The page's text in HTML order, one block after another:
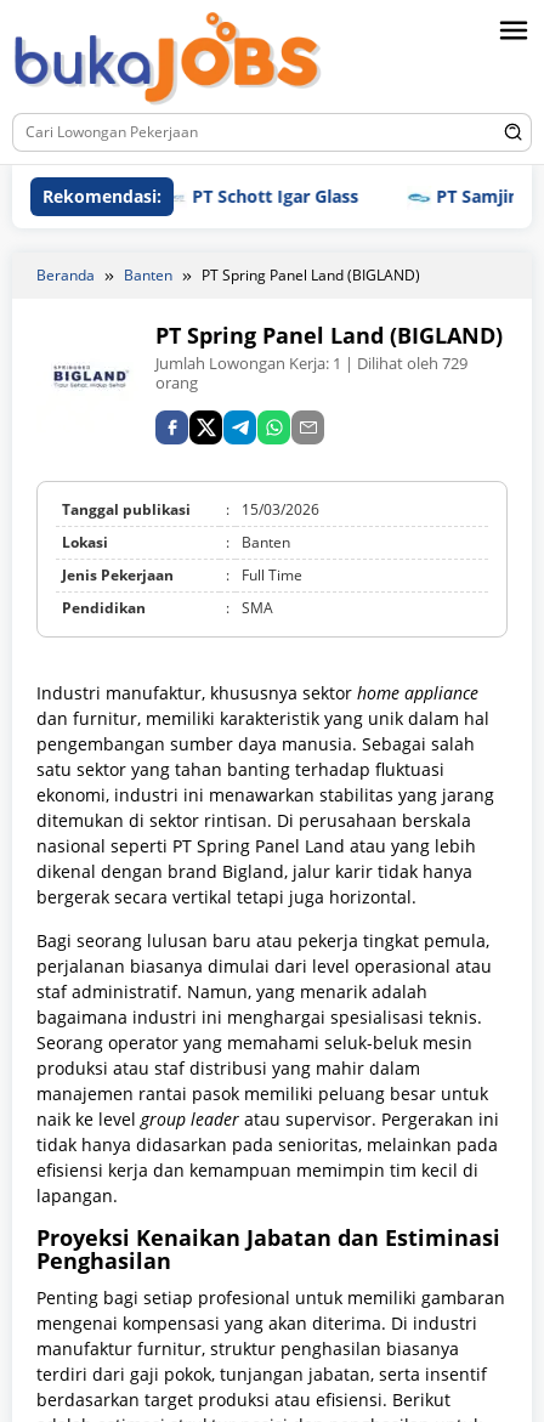
ke
konten
Rekomendasi:PT Schott Igar Glass PT Samjin
Beranda Banten PT Spring Panel Land (BIGLAND)
PT Spring Panel Land (BIGLAND)
Jumlah Lowongan Kerja: 1 | Dilihat oleh 729
orang
Tanggal publikasi :
15/03/2026
Lokasi
:
Banten
Jenis Pekerjaan
:
Full Time
Pendidikan
: SMA
Industri manufaktur, khususnya sektor home appliance
dan furnitur, memiliki karakteristik yang unik dalam hal
pengembangan sumber daya manusia. Sebagai salah
satu sektor yang tahan banting terhadap fluktuasi
ekonomi, industri ini menawarkan stabilitas yang jarang
ditemukan di sektor rintisan. Di perusahaan berskala
nasional seperti PT Spring Panel Land atau yang lebih
dikenal dengan brand Bigland, jalur karir tidak hanya
bergerak secara vertikal tetapi juga horizontal.
Bagi seorang lulusan baru atau pekerja tingkat pemula,
perjalanan biasanya dimulai dari level operasional atau
staf administratif. Namun, yang menarik adalah
bagaimana industri ini menghargai spesialisasi teknis.
Seorang operator yang memahami seluk-beluk mesin
produksi atau staf distribusi yang mahir dalam
manajemen rantai pasok memiliki peluang besar untuk
naik ke levelgroup leader atau supervisor. Pergerakan ini
tidak hanya didasarkan pada senioritas, melainkan pada
efisiensi kerja dan kemampuan memimpin tim kecil di
lapangan.
Proyeksi Kenaikan Jabatan dan Estiminasi
Penghasilan
Penting bagi setiap profesional untuk memiliki gambaran
mengenai kompensasi yang akan diterima. Di industri
manufaktur furnitur, struktur penghasilan biasanya
terdiri dari gaji pokok, tunjangan jabatan, serta insentif
berdasarkan target produksi atau efisiensi. Berikut